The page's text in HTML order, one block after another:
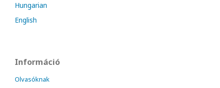
Hungarian
English
Információ
Olvasóknak